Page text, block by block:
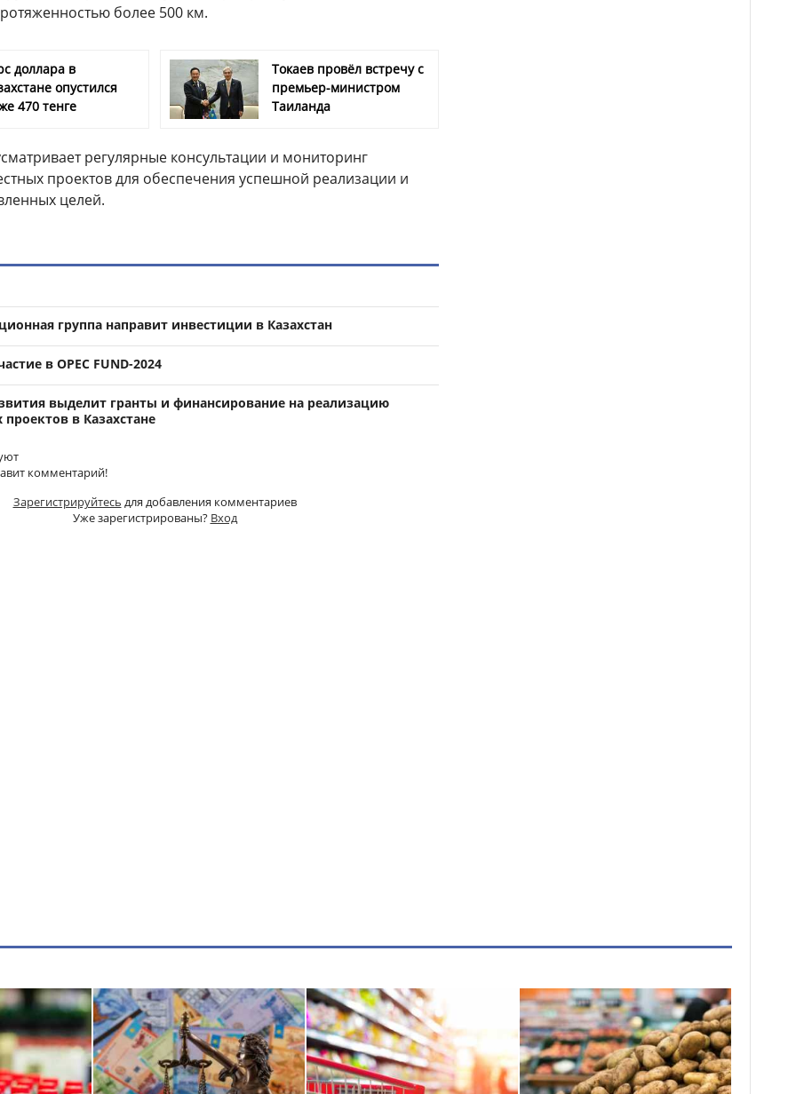
более 500 км.
доллара в
опустился
470 тенге
Токаев провёл встречу с
премьер-министром
Таиланда
регулярные консультации и мониторинг
проектов для обеспечения успешной реализации и
целей.
группа направит инвестиции в Казахстан
в OPEC FUND-2024
выделит гранты и финансирование на реализацию
в Казахстане
комментарий!
Зарегистрируйтесь для добавления комментариев
Уже зарегистрированы? Вход